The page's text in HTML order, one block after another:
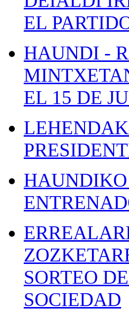
EL
HAUNDI -
EL 15 DE
SORTEO
SOCIEDAD